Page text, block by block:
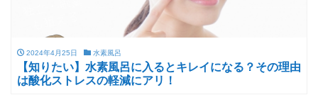
2024年4月25日 水素風呂
【知りたい】水素風呂に入るとキレイになる？その理由
は酸化ストレスの軽減にアリ！